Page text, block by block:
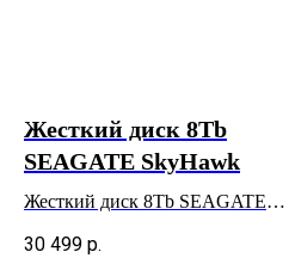
Жесткий диск 8Tb
SEAGATE SkyHawk
Жесткий диск 8Tb SEAGATE
30 499 р.